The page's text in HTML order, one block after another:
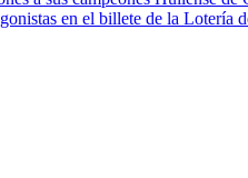
en el billete de la Lotería